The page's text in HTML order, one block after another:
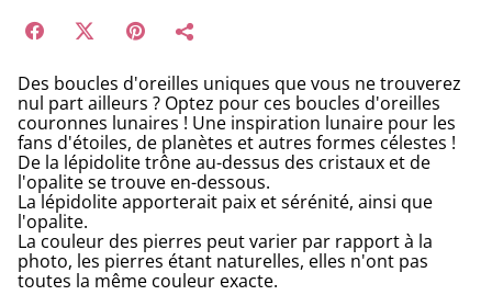
Des boucles d'oreilles uniques que vous ne trouverez
nul part ailleurs ? Optez pour ces boucles d'oreilles
couronnes lunaires ! Une inspiration lunaire pour les
fans d'étoiles, de planètes et autres formes célestes !
De la lépidolite trône au-dessus des cristaux et de
l'opalite se trouve en-dessous.
La lépidolite apporterait paix et sérénité, ainsi que
l'opalite.
La couleur des pierres peut varier par rapport à la
photo, les pierres étant naturelles, elles n'ont pas
toutes la même couleur exacte.